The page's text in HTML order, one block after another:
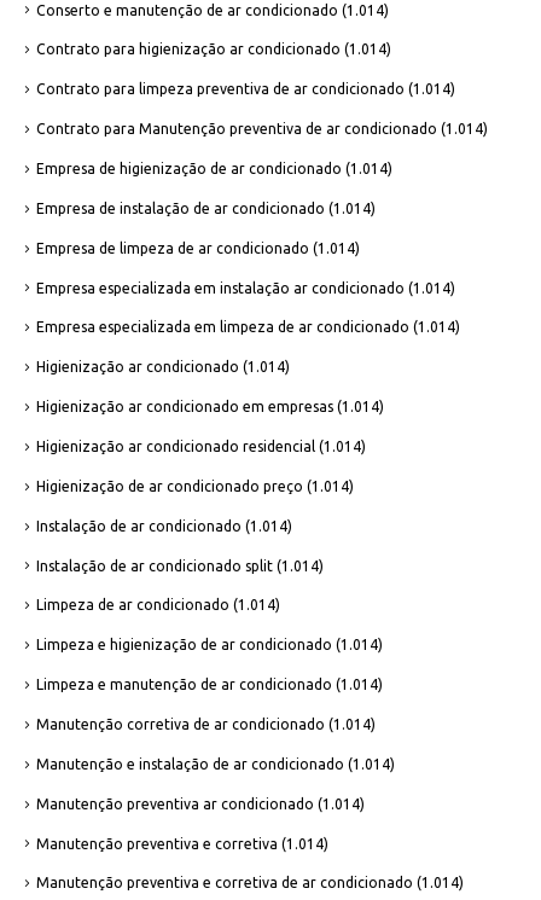
Conserto e manutenção de ar condicionado (1.014)
Contrato para higienização ar condicionado (1.014)
Contrato para limpeza preventiva de ar condicionado (1.014)
Contrato para Manutenção preventiva de ar condicionado (1.014)
Empresa de higienização de ar condicionado (1.014)
Empresa de instalação de ar condicionado (1.014)
Empresa de limpeza de ar condicionado (1.014)
Empresa especializada em instalação ar condicionado (1.014)
Empresa especializada em limpeza de ar condicionado (1.014)
Higienização ar condicionado (1.014)
Higienização ar condicionado em empresas (1.014)
Higienização ar condicionado residencial (1.014)
Higienização de ar condicionado preço (1.014)
Instalação de ar condicionado (1.014)
Instalação de ar condicionado split (1.014)
Limpeza de ar condicionado (1.014)
Limpeza e higienização de ar condicionado (1.014)
Limpeza e manutenção de ar condicionado (1.014)
Manutenção corretiva de ar condicionado (1.014)
Manutenção e instalação de ar condicionado (1.014)
Manutenção preventiva ar condicionado (1.014)
Manutenção preventiva e corretiva (1.014)
Manutenção preventiva e corretiva de ar condicionado (1.014)